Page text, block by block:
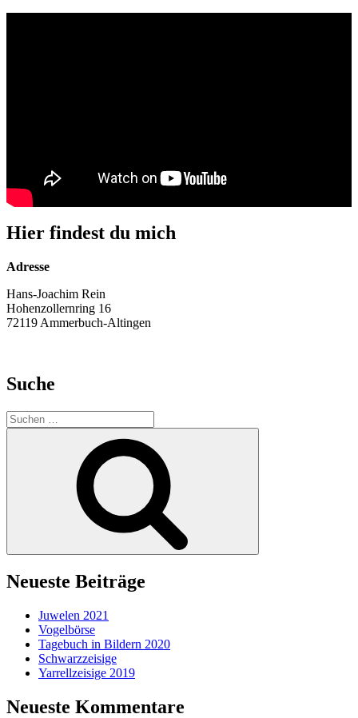
Hier findest du mich
Adresse
Hans-Joachim Rein
Hohenzollernring 16
72119 Ammerbuch-Altingen
Suche
Suche
nach:
Neueste Beiträge
Juwelen 2021
Vogelbörse
Tagebuch in Bildern 2020
Schwarzzeisige
Yarrellzeisige 2019
Neueste Kommentare